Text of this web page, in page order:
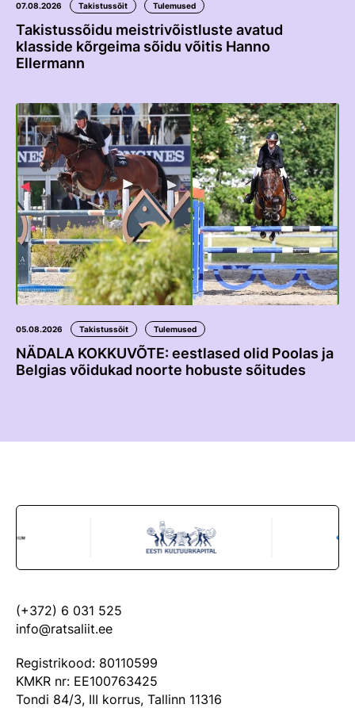
07.08.2026 Takistussõit Tulemused
Takistussõidu meistrivõistluste avatud
klasside kõrgeima sõidu võitis Hanno
Ellermann
05.08.2026 Takistussõit Tulemused
NÄDALA KOKKUVÕTE: eestlased olid Poolas ja
Belgias võidukad noorte hobuste sõitudes
(+372) 6 031 525
info@ratsaliit.ee
Registrikood: 80110599
KMKR nr: EE100763425
Tondi 84/3, III korrus, Tallinn 11316